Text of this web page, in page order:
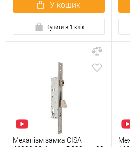
У кошик
Купити в 1 клік
Механізм замка CISA